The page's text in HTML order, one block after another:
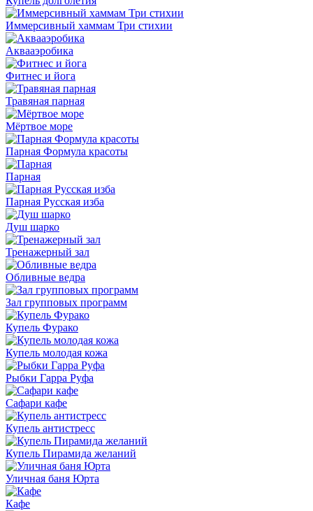
Иммерсивный хаммам Три стихии
Аквааэробика
Фитнес и йога
Травяная парная
Мёртвое море
Парная Формула красоты
Парная
Парная Русская изба
Душ шарко
Тренажерный зал
Обливные ведра
Зал групповых программ
Купель Фурако
Купель молодая кожа
Рыбки Гарра Руфа
Сафари кафе
Купель антистресс
Купель Пирамида желаний
Уличная баня Юрта
Кафе